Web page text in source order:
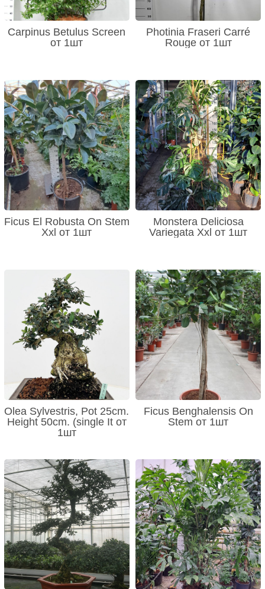
Carpinus Betulus Screen
от 1шт
Photinia Fraseri Carré
Rouge от 1шт
Ficus El Robusta On Stem
Xxl от 1шт
Monstera Deliciosa
Variegata Xxl от 1шт
Olea Sylvestris, Pot 25cm.
Height 50cm. (single It от
1шт
Ficus Benghalensis On
Stem от 1шт